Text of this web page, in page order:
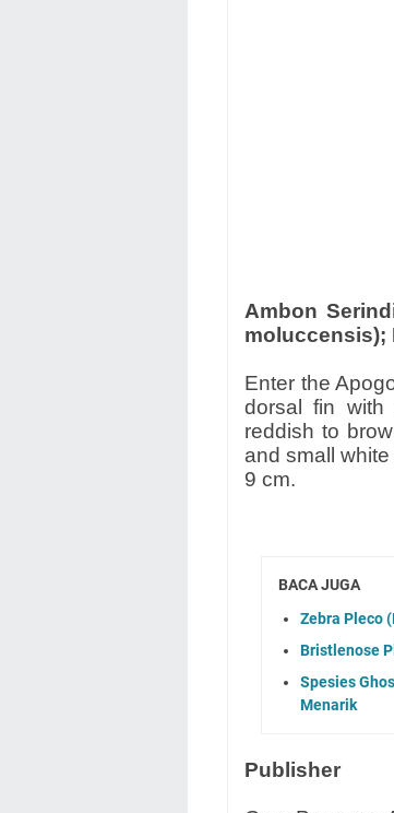
Ambon
moluccensis);
Enter the
dorsal fin
reddish to
and small
9 cm.
BACA JUGA
Zebra Pleco
Bristlenose
Spesies
Menarik
Publisher